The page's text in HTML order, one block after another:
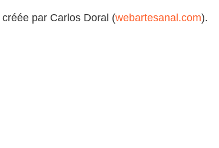
créée par Carlos Doral (webartesanal.com).